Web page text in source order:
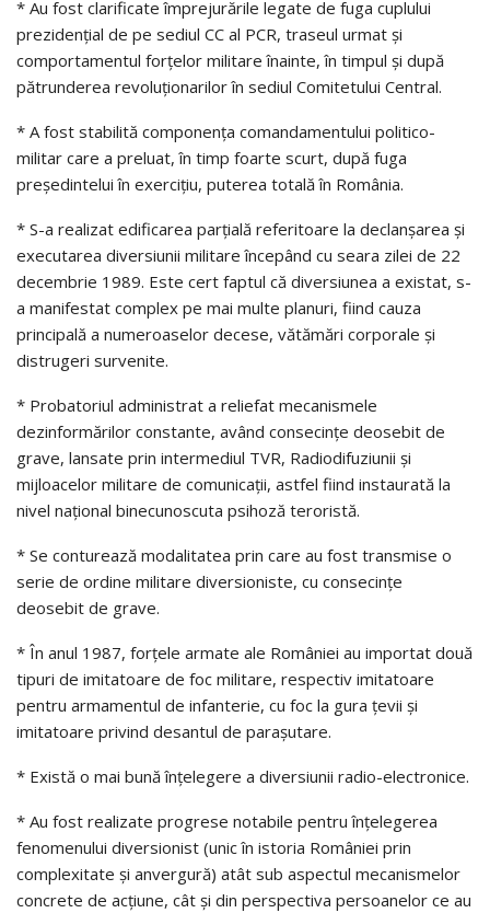
* Au fost clarificate împrejurările legate de fuga cuplului
prezidenţial de pe sediul CC al PCR, traseul urmat şi
comportamentul forţelor militare înainte, în timpul şi după
pătrunderea revoluţionarilor în sediul Comitetului Central.
* A fost stabilită componenţa comandamentului politico-
militar care a preluat, în timp foarte scurt, după fuga
preşedintelui în exerciţiu, puterea totală în România.
* S-a realizat edificarea parţială referitoare la declanşarea şi
executarea diversiunii militare începând cu seara zilei de 22
decembrie 1989. Este cert faptul că diversiunea a existat, s-
a manifestat complex pe mai multe planuri, fiind cauza
principală a numeroaselor decese, vătămări corporale şi
distrugeri survenite.
* Probatoriul administrat a reliefat mecanismele
dezinformărilor constante, având consecinţe deosebit de
grave, lansate prin intermediul TVR, Radiodifuziunii şi
mijloacelor militare de comunicaţii, astfel fiind instaurată la
nivel naţional binecunoscuta psihoză teroristă.
* Se conturează modalitatea prin care au fost transmise o
serie de ordine militare diversioniste, cu consecinţe
deosebit de grave.
* În anul 1987, forţele armate ale României au importat două
tipuri de imitatoare de foc militare, respectiv imitatoare
pentru armamentul de infanterie, cu foc la gura ţevii şi
imitatoare privind desantul de paraşutare.
* Există o mai bună înţelegere a diversiunii radio-electronice.
* Au fost realizate progrese notabile pentru înţelegerea
fenomenului diversionist (unic în istoria României prin
complexitate şi anvergură) atât sub aspectul mecanismelor
concrete de acţiune, cât şi din perspectiva persoanelor ce au